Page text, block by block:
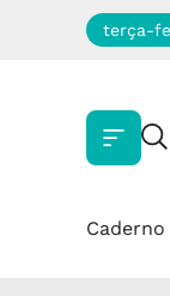
terça-
Caderno